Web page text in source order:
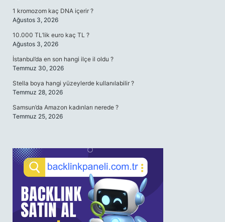
1 kromozom kaç DNA içerir ?
Ağustos 3, 2026
10.000 TL’lik euro kaç TL ?
Ağustos 3, 2026
İstanbul’da en son hangi ilçe il oldu ?
Temmuz 30, 2026
Stella boya hangi yüzeylerde kullanılabilir ?
Temmuz 28, 2026
Samsun’da Amazon kadınları nerede ?
Temmuz 25, 2026